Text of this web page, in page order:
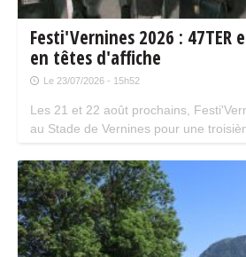
Festi'Vernines 2026 :
en têtes d'affiche
Le 23/07/2026 - 15h52
Les 21 et 22 août prochains,
au Stade de Vernines pour une
festival.